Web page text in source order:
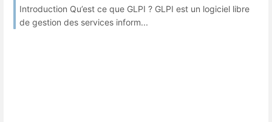
Introduction Qu’est ce que GLPI ? GLPI est un logiciel libre
de gestion des services inform...